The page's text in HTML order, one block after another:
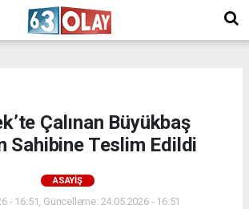
Çalınan Büyükbaş
Sahibine Teslim Edildi
ASAYIŞ
- 16:51, Güncelleme: 24.05.2026 - 16:51